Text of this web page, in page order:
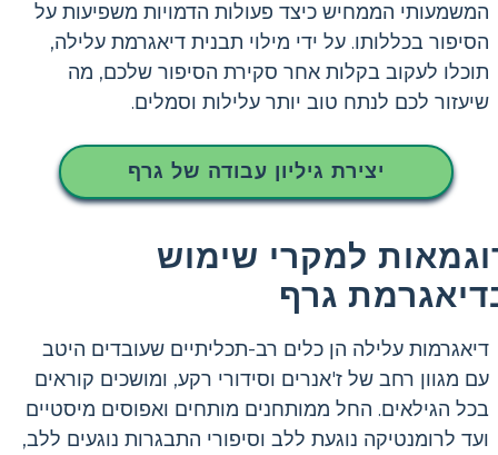
המשמעותי הממחיש כיצד פעולות הדמויות משפיעות על
הסיפור בכללותו. על ידי מילוי תבנית דיאגרמת עלילה,
תוכלו לעקוב בקלות אחר סקירת הסיפור שלכם, מה
שיעזור לכם לנתח טוב יותר עלילות וסמלים.
יצירת גיליון עבודה של גרף
למקרי שימוש
גרף
דיאגרמות עלילה הן כלים רב-תכליתיים שעובדים היטב
עם מגוון רחב של ז'אנרים וסידורי רקע, ומושכים קוראים
בכל הגילאים. החל ממותחנים מותחים ואפוסים מיסטיים
ועד לרומנטיקה נוגעת ללב וסיפורי התבגרות נוגעים ללב,